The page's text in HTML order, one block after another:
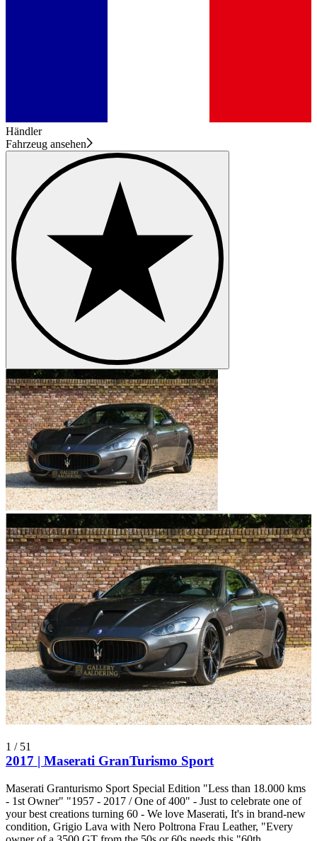
Händler
Fahrzeug ansehen
1 / 51
2017 | Maserati GranTurismo Sport
Maserati Granturismo Sport Special Edition "Less than 18.000 kms
- 1st Owner" "1957 - 2017 / One of 400" - Just to celebrate one of
your best creations turning 60 - We love Maserati, It's in brand-new
condition, Grigio Lava with Nero Poltrona Frau Leather, "Every